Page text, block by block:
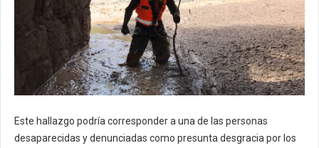
Este hallazgo podría corresponder a una de las personas
desaparecidas y denunciadas como presunta desgracia por los